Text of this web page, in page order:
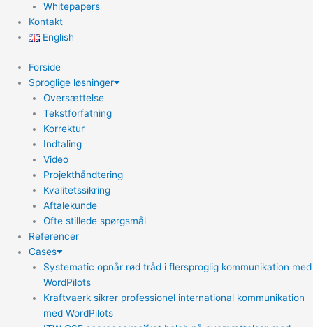
Whitepapers
Kontakt
English
Forside
Sproglige løsninger
Oversættelse
Tekstforfatning
Korrektur
Indtaling
Video
Projekthåndtering
Kvalitetssikring
Aftalekunde
Ofte stillede spørgsmål
Referencer
Cases
Systematic opnår rød tråd i flersproglig kommunikation med
WordPilots
Kraftvaerk sikrer professionel international kommunikation
med WordPilots